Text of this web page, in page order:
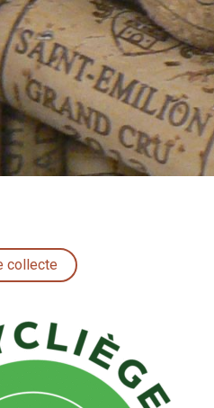
collecte